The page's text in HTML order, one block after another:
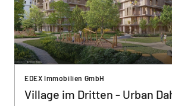
EDEX Immobilien GmbH